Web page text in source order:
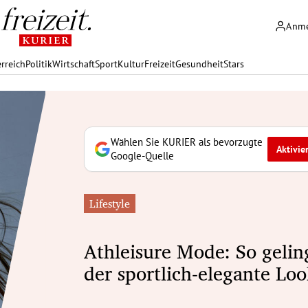
PolitikWirtschaftSportKulturFreizeitGesundheitStars
Wählen Sie KURIER als bevorzugte
Google-Quelle
Lifestyle
Athleisure Mode: So
der sportlich-elegante